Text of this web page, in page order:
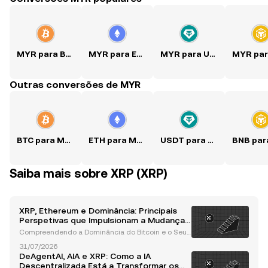
MYR para BTC MYR para ETH MYR para USDT
Outras conversões de MYR
BTC para MYR ETH para MYR USDT para MYR
Saiba mais sobre XRP (XRP)
XRP, Ethereum e Dominância: Principais
Perspetivas que Impulsionam a Mudança
no Mercado de Altcoins
Compreendendo a Dominância do Bitcoin e o Seu I
a do Bitcoin tem sido, há muito tempo, uma métrica
crítica para compreender as tendências do merca
31/07/2026
DeAgentAI, AIA e XRP: Como a IA
Descentralizada Está a Transformar os